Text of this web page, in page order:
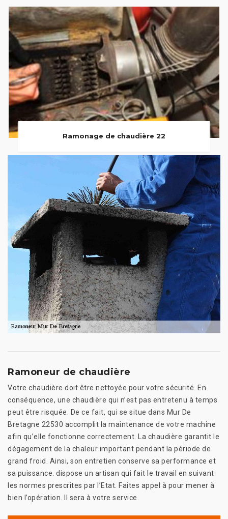
Ramonage de chaudière 22
Ramoneur de chaudière
Votre chaudière doit être nettoyée pour votre sécurité. En
conséquence, une chaudière qui n’est pas entretenu à temps
peut être risquée. De ce fait, qui se situe dans Mur De
Bretagne 22530 accomplit la maintenance de votre machine
afin qu’elle fonctionne correctement. La chaudière garantit le
dégagement de la chaleur important pendant la période de
grand froid. Ainsi, son entretien conserve sa performance et
sa puissance. dispose un artisan qui fait le travail en suivant
les normes prescrites par l’Etat. Faites appel à pour mener à
bien l’opération. Il sera à votre service.